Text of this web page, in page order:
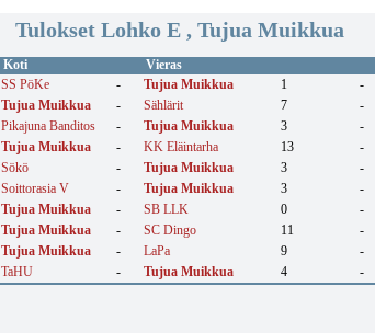
Tulokset Lohko E , Tujua Muikkua
Koti
Vieras
SS PöKe - Tujua Muikkua 1 -
Tujua Muikkua - Sählärit 7 -
Pikajuna Banditos - Tujua Muikkua 3 -
Tujua Muikkua - KK Eläintarha 13 -
Sökö - Tujua Muikkua 3 -
Soittorasia V - Tujua Muikkua 3 -
Tujua Muikkua - SB LLK 0 -
Tujua Muikkua - SC Dingo 11 -
Tujua Muikkua - LaPa 9 -
TaHU - Tujua Muikkua 4 -